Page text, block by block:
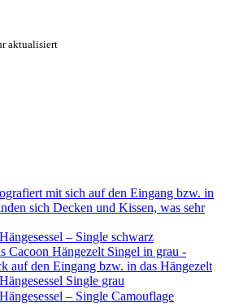
aktualisiert
– Single schwarz
Single grau
– Single Camouflage